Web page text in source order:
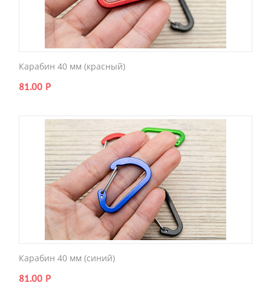
Карабин 40 мм (красный)
81.00 Р
Карабин 40 мм (синий)
81.00 Р